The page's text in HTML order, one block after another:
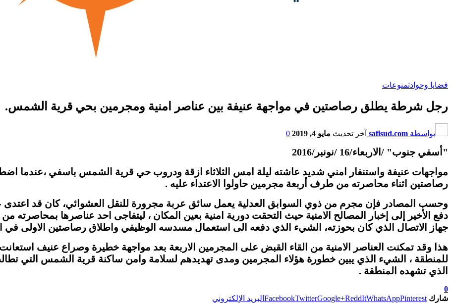
قضايا وحوادثمنوعات
رجل شرطة يطلق رصاصتين في مواجهة عنيفة بين عناصر امنية ومجرمين بحي قرية الشمس.
بواسطة safisud.com آخر تحديث مايو 4, 2019 0
"أسفي جنوب" /الاربعاء/16 /نونبر/
2016
مواجهات عنيفة واستنفار امني شديد عاشته ليلة امس الثلاثاء ازقة ودروب حي قرية الشمس باسفي ،عندما
رصاصتين اثناء محاصرته من طرف أربعة مجرمين حاولوا الاعتداء عليه .
وحسب المصادر فإن مجرم من ذوي السوابق العدلية يعمل سائق عربة مجرورة للنقل العشوائي، كان قد اعتدى
دفع الأخير إلى إخبار المصالح الامنية حيث التحقت دورية امنية بعين المكان ، ليتفاجى احد عناصرها
جهاز الاتصال الذي كان بحوزته، الشيء الذي دفعه الى استعمال مسدسه الوظيفي واطلاق رصاصتين الاولى في
هذا وقد تمكنت العناصر الامنية من القاء القبض على المجرمين الاربعة بعد مواجهة خطيرة وصراع عنيف
للمنطقة ، الشيء الذي يبين خطورة هؤلاء المجرمين ومدى تهديدهم لسلامة وامن ساكنة قرية الشمس التي تطالب
الذي تشهده المنطقة .
0
شارك
FacebookTwitterGoogle+ReddItWhatsAppPinterest البريد الإلكتروني